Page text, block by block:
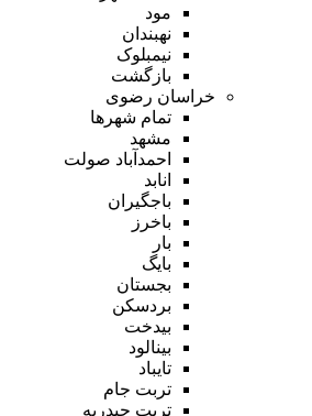
مود
نهبندان
نیمبلوک
بازگشت
خراسان رضوی
تمام شهر‌ها
مشهد
احمدآباد صولت
انابد
باجگیران
باخرز
بار
بایگ
بجستان
بردسکن
بیدخت
بینالود
تایباد
تربت جام
تربت حیدریه